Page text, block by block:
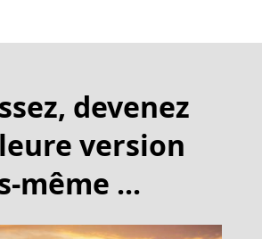
devenez
version
même ...